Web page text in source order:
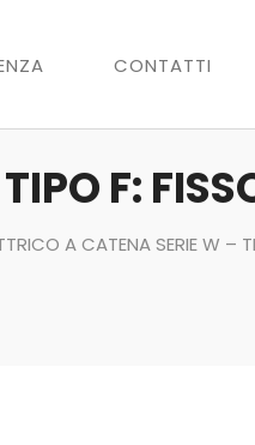
CONTATTI
F:
A CATENA SERIE W –